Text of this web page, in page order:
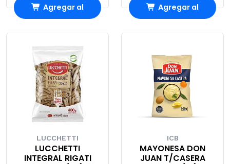
Agregar al Agregar al
LUCCHETTI
LUCCHETTI
INTEGRAL RIGATI
ICB
MAYONESA DON
JUAN T/CASERA